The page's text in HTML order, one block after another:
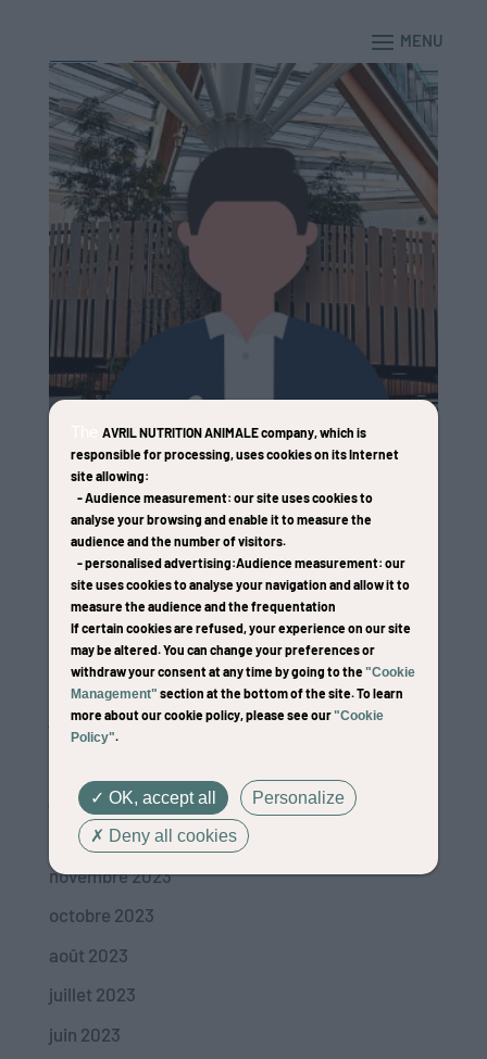
Alain PINON
Web and Cow| 30/12/20
Archives
janvier 2026
janvier 2024
décembre 2023
novembre 2023
octobre 2023
août 2023
juillet 2023
juin 2023
AVRIL NUTRITION ANIMALE company, which is
responsible for processing, uses cookies on its Internet
site allowing:
-Audience measurement: our site uses cookies to
analyse your browsing and enable it to measure the
audience and the number of visitors.
-personalised advertising:Audience measurement: our
site uses cookies to analyse your navigation and allow it to
measure the audience and the frequentation
If certain cookies are refused, your experience on our site
may be altered. You can change your preferences or
withdraw your consent at any time by going to the "Cookie
Management" section at the bottom of the site. To learn
more about our cookie policy, please see our"Cookie
Policy".
OK, accept all Personalize
Deny all cookies